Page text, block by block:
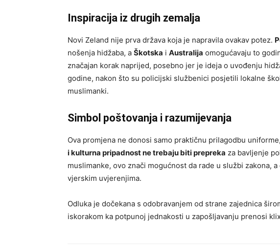
Inspiracija iz drugih zemalja
Novi Zeland nije prva država koja je napravila ovakav potez.
nošenja hidžaba, a Škotska i Australija omogućavaju to
značajan korak naprijed, posebno jer je ideja o uvođenju
godine, nakon što su policijski službenici posjetili lokalne
muslimanki.
Simbol poštovanja i razumijevanja
Ova promjena ne donosi samo praktičnu prilagodbu
i kulturna pripadnost ne trebaju biti prepreka za bavljenje
muslimanke, ovo znači mogućnost da rade u službi zakona,
vjerskim uvjerenjima.
Odluka je dočekana s odobravanjem od strane zajednica
iskorakom ka potpunoj jednakosti u zapošljavanju prenosi